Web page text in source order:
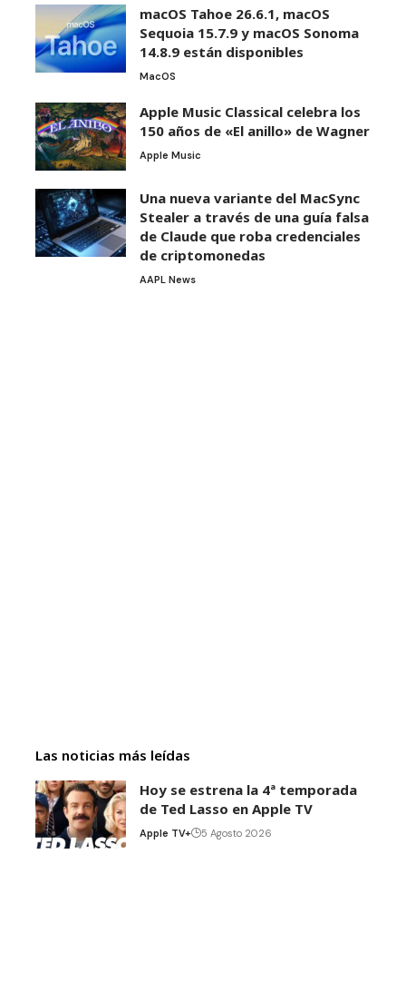
macOS Tahoe 26.6.1, macOS
Sequoia 15.7.9 y macOS Sonoma
14.8.9 están disponibles
MacOS
Apple Music Classical celebra los
150 años de «El anillo» de Wagner
Apple Music
Una nueva variante del MacSync
Stealer a través de una guía falsa
de Claude que roba credenciales
de criptomonedas
AAPL News
Las noticias más leídas
Hoy se estrena la 4ª temporada
de Ted Lasso en Apple TV
Apple TV+ 5 Agosto 2026